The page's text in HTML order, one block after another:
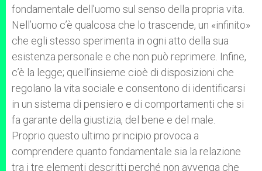
fondamentale dell’uomo sul senso della propria vita.
Nell’uomo c’è qualcosa che lo trascende, un «infinito»
che egli stesso sperimenta in ogni atto della sua
esistenza personale e che non può reprimere. Infine,
c’è la legge; quell’insieme cioè di disposizioni che
regolano la vita sociale e consentono di identificarsi
in un sistema di pensiero e di comportamenti che si
fa garante della giustizia, del bene e del male.
Proprio questo ultimo principio provoca a
comprendere quanto fondamentale sia la relazione
tra i tre elementi descritti perché non avvenga che